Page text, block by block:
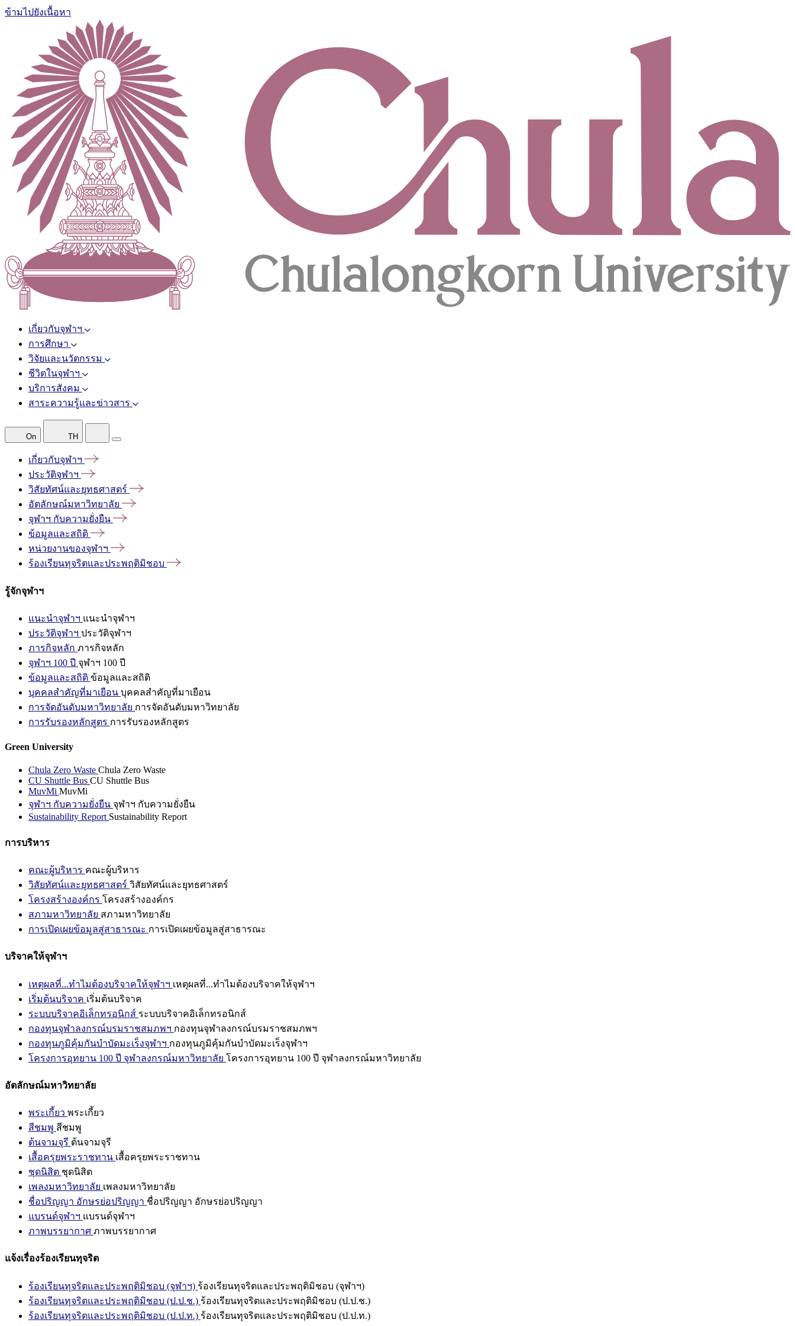
ข้ามไปยังเนื้อหา
เกี่ยวกับจุฬาฯ
การศึกษา
วิจัยและนวัตกรรม
ชีวิตในจุฬาฯ
บริการสังคม
สาระความรู้และข่าวสาร
On TH
เกี่ยวกับจุฬาฯ
ประวัติจุฬาฯ
วิสัยทัศน์และยุทธศาสตร์
อัตลักษณ์มหาวิทยาลัย
จุฬาฯ กับความยั่งยืน
ข้อมูลและสถิติ
หน่วยงานของจุฬาฯ
ร้องเรียนทุจริตและประพฤติมิชอบ
รู้จักจุฬาฯ
แนะนำจุฬาฯ แนะนำจุฬาฯ
ประวัติจุฬาฯ ประวัติจุฬาฯ
ภารกิจหลัก ภารกิจหลัก
จุฬาฯ 100 ปี จุฬาฯ 100 ปี
ข้อมูลและสถิติ ข้อมูลและสถิติ
บุคคลสำคัญที่มาเยือน บุคคลสำคัญที่มาเยือน
การจัดอันดับมหาวิทยาลัย การจัดอันดับมหาวิทยาลัย
การรับรองหลักสูตร การรับรองหลักสูตร
Green University
Chula Zero Waste Chula Zero Waste
CU Shuttle Bus CU Shuttle Bus
MuvMi MuvMi
จุฬาฯ กับความยั่งยืน จุฬาฯ กับความยั่งยืน
Sustainability Report Sustainability Report
การบริหาร
คณะผู้บริหาร คณะผู้บริหาร
วิสัยทัศน์และยุทธศาสตร์ วิสัยทัศน์และยุทธศาสตร์
โครงสร้างองค์กร โครงสร้างองค์กร
สภามหาวิทยาลัย สภามหาวิทยาลัย
การเปิดเผยข้อมูลสู่สาธารณะ การเปิดเผยข้อมูลสู่สาธารณะ
บริจาคให้จุฬาฯ
เหตุผลที่...ทำไมต้องบริจาคให้จุฬาฯ เหตุผลที่...ทำไมต้องบริจาคให้จุฬาฯ
เริ่มต้นบริจาค เริ่มต้นบริจาค
ระบบบริจาคอิเล็กทรอนิกส์ ระบบบริจาคอิเล็กทรอนิกส์
กองทุนจุฬาลงกรณ์บรมราชสมภพฯ กองทุนจุฬาลงกรณ์บรมราชสมภพฯ
กองทุนภูมิคุ้มกันบำบัดมะเร็งจุฬาฯ กองทุนภูมิคุ้มกันบำบัดมะเร็งจุฬาฯ
โครงการอุทยาน 100 ปี จุฬาลงกรณ์มหาวิทยาลัย โครงการอุทยาน 100 ปี จุฬาลงกรณ์มหาวิทยาลัย
อัตลักษณ์มหาวิทยาลัย
พระเกี้ยว พระเกี้ยว
สีชมพู สีชมพู
ต้นจามจุรี ต้นจามจุรี
เสื้อครุยพระราชทาน เสื้อครุยพระราชทาน
ชุดนิสิต ชุดนิสิต
เพลงมหาวิทยาลัย เพลงมหาวิทยาลัย
ชื่อปริญญา อักษรย่อปริญญา ชื่อปริญญา อักษรย่อปริญญา
แบรนด์จุฬาฯ แบรนด์จุฬาฯ
ภาพบรรยากาศ ภาพบรรยากาศ
แจ้งเรื่องร้องเรียนทุจริต
ร้องเรียนทุจริตและประพฤติมิชอบ (จุฬาฯ) ร้องเรียนทุจริตและประพฤติมิชอบ (จุฬาฯ)
ร้องเรียนทุจริตและประพฤติมิชอบ (ป.ป.ช.) ร้องเรียนทุจริตและประพฤติมิชอบ (ป.ป.ช.)
ร้องเรียนทุจริตและประพฤติมิชอบ (ป.ป.ท.) ร้องเรียนทุจริตและประพฤติมิชอบ (ป.ป.ท.)